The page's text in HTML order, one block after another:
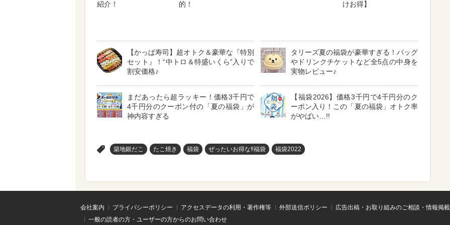
紹介！
的！
けお得】
【かっぱ寿司】超オトク＆豪華な『特別
セット』！“中トロ＆特盛いくら”入りで
割安価格♪
タリーズ夏の福袋が豪華すぎる！バッグ
やドリンクチケットなど全5点の中身を
実物レビュー♪
まだあったら超ラッキー！価格3千円で
4千円分のクーポン付の「夏の福袋」が
神内容すぎる
【福袋2026】価格3千円で4千円分のク
ーポン入り！この「夏の福袋」オトク率
がやばい…!!
築地銀だこ たこ焼き 福袋 ぜったいお得な‼福袋 福袋2022
会社案内 プライバシーポリシー アクセスデータの利用・著作権等 外部送信ポリシー
広告出稿・お取り組みのご相談・情報掲
一般の読者の方・ユーザーの方からのお問い合わせ